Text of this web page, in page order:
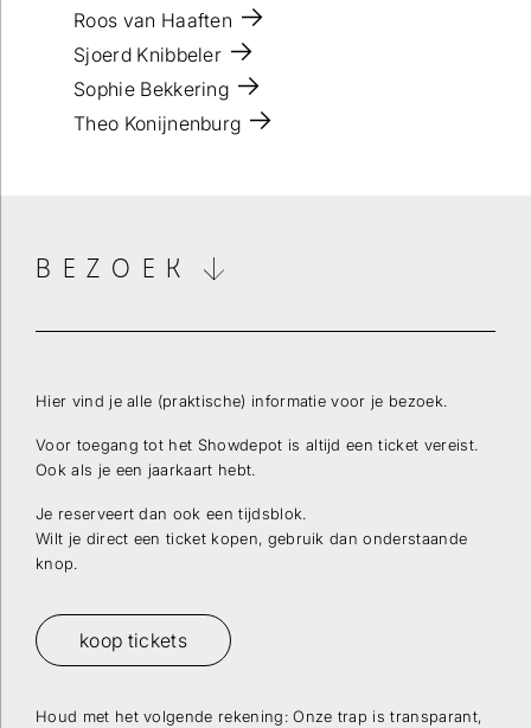
Roos van Haaften
Sjoerd Knibbeler
Sophie Bekkering
Theo Konijnenburg
BEZOEK
Hier vind je alle (praktische) informatie voor je bezoek.
Voor toegang tot het Showdepot is altijd een ticket vereist.
Ook als je een jaarkaart hebt.
Je reserveert dan ook een tijdsblok.
Wilt je direct een ticket kopen, gebruik dan onderstaande
knop.
koop tickets
Houd met het volgende rekening: Onze trap is transparant,
inschrijven voor onze nieuwsbrief.
Verstuur